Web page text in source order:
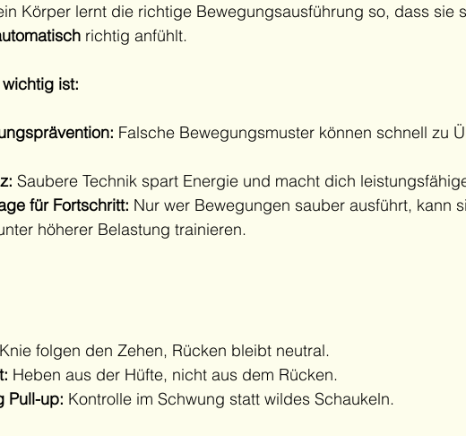
Körper lernt die richtige Bewegungsausführung so, dass sie
richtig anfühlt.
ist:
Falsche Bewegungsmuster können schnell zu
Saubere Technik spart Energie und macht dich
für Fortschritt: Nur wer Bewegungen sauber ausführt, kann
höherer Belastung trainieren.
Knie folgen den Zehen, Rücken bleibt neutral.
Heben aus der Hüfte, nicht aus dem Rücken.
Pull-up: Kontrolle im Schwung statt wildes Schaukeln.